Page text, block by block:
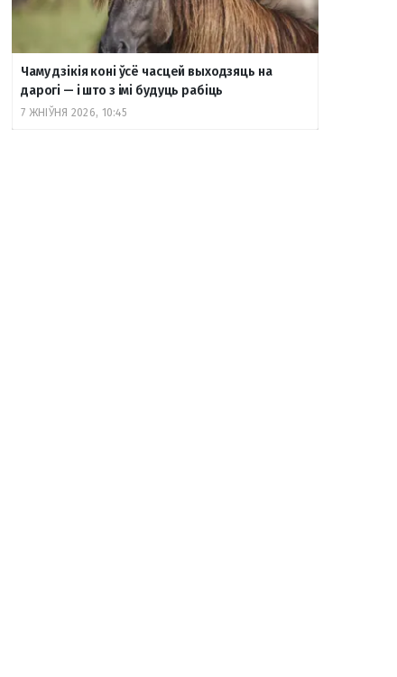
Чаму дзікія коні ўсё часцей выходзяць на
дарогі — і што з імі будуць рабіць
7 ЖНІЎНЯ 2026, 10:45